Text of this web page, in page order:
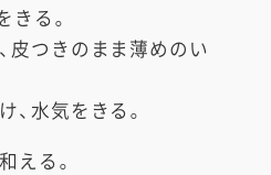
きる。
皮つきのまま薄めのい
、水気をきる。
える。